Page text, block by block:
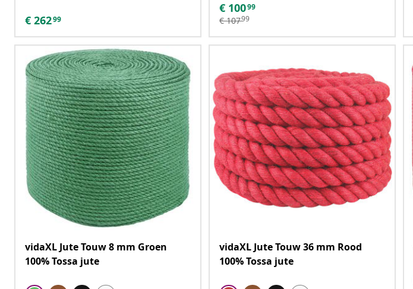
€ 26299
€ 10099
€ 10799
vidaXL Jute Touw 8 mm Groen
100% Tossa jute
vidaXL Jute Touw 36 mm Rood
100% Tossa jute